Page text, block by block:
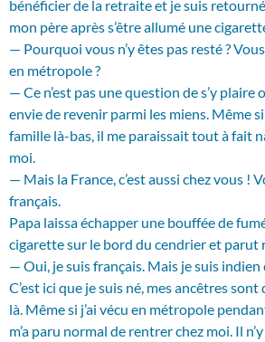
bénéficier de la retraite et je suis
mon père après s’être allumé une
— Pourquoi vous n’y êtes pas resté ?
en métropole ?
— Ce n’est pas une question de s’y plaire
envie de revenir parmi les miens. Même
famille là-bas, il me paraissait tout à fait
moi.
— Mais la France, c’est aussi chez vous !
français.
Papa laissa échapper une bouffée de
cigarette sur le bord du cendrier et parut
— Oui, je suis français. Mais je suis indien
C’est ici que je suis né, mes ancêtres sont
là. Même si j’ai vécu en métropole
m’a paru normal de rentrer chez moi. Il